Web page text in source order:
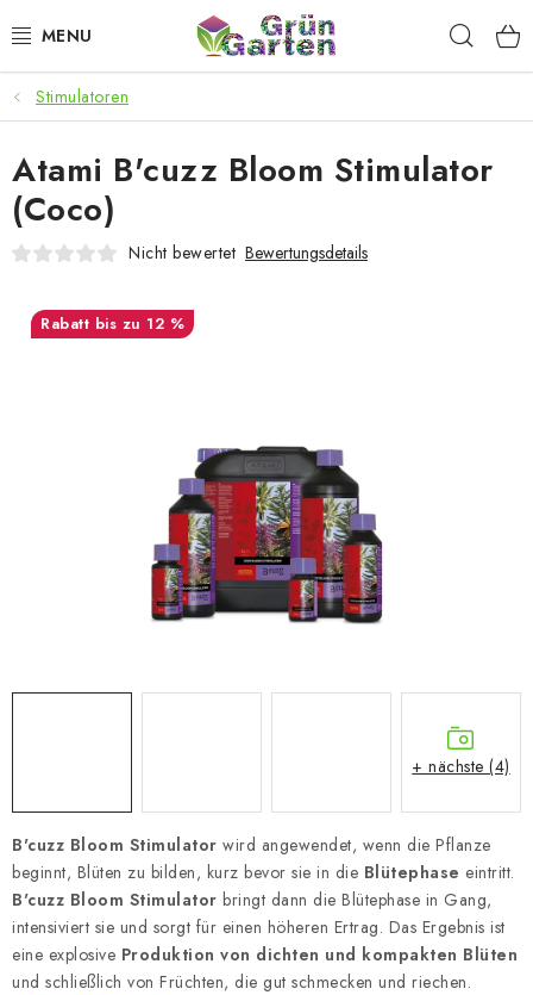
Inhalt
ANGEBOTE
LED PFLANZENLAMPEN
ANBAUBEDARF FÜR DEN HEIMANBAU
Kaufberatung AGB
Datenschutzerklärung Impressum
Stimulatoren
B'cuzz Bloom Stimulator wird angewendet, wenn die Pflanze
beginnt, Blüten zu bilden, kurz bevor sie in die Blütephase eintritt.
B'cuzz Bloom Stimulator bringt dann die Blütephase in Gang,
intensiviert sie und sorgt für einen höheren Ertrag. Das Ergebnis ist
eine explosive Produktion von dichten und kompakten Blüten
und schließlich von Früchten, die gut schmecken und riechen.
Atami B'cuzz Bloom Stimulator
(Coco)
Nicht bewertet Bewertungsdetails
bis zu 12 %
+ nächste (4)